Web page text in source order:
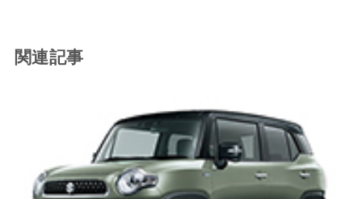
関連記事